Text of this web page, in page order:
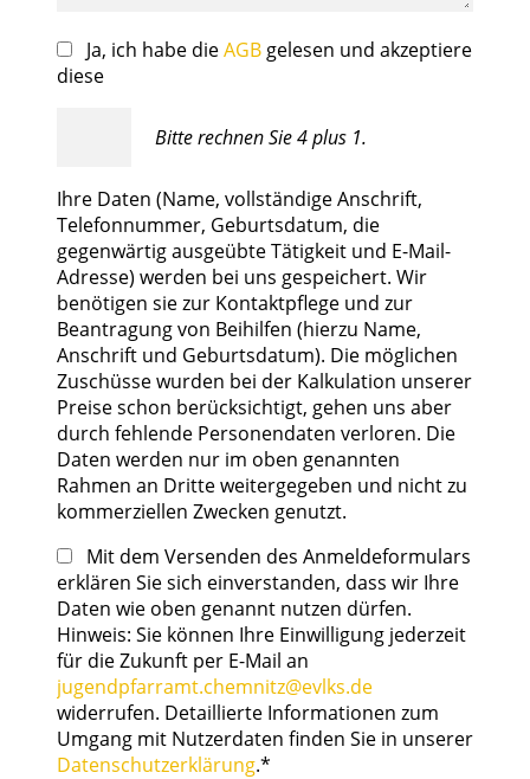
Ja, ich habe dieAGBgelesen und akzeptiere
diese
Bitte rechnen Sie 4 plus 1.
Ihre Daten (Name, vollständige Anschrift,
Telefonnummer, Geburtsdatum, die
gegenwärtig ausgeübte Tätigkeit und E-Mail-
Adresse) werden bei uns gespeichert. Wir
benötigen sie zur Kontaktpflege und zur
Beantragung von Beihilfen (hierzu Name,
Anschrift und Geburtsdatum). Die möglichen
Zuschüsse wurden bei der Kalkulation unserer
Preise schon berücksichtigt, gehen uns aber
durch fehlende Personendaten verloren. Die
Daten werden nur im oben genannten
Rahmen an Dritte weitergegeben und nicht zu
kommerziellen Zwecken genutzt.
Mit dem Versenden des Anmeldeformulars
erklären Sie sich einverstanden, dass wir Ihre
Daten wie oben genannt nutzen dürfen.
Hinweis: Sie können Ihre Einwilligung jederzeit
für die Zukunft per E-Mail an
jugendpfarramt.chemnitz@evlks.de
widerrufen. Detaillierte Informationen zum
Umgang mit Nutzerdaten finden Sie in unserer
Datenschutzerklärung.*